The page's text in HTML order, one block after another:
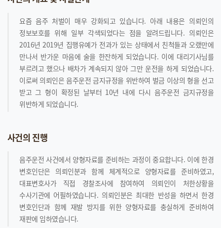
요즘 음주 처벌이 매우 강화되고 있습니다. 아래 내용은 의뢰인의
정보보호를 위해 일부 각색되었다는 점을 알려드립니다. 의뢰인은
2016년 2019년 집행유예가 전과가 있는 상태에서 친척들과 오랬만에
만나서 반가운 마음에 술을 한잔하게 되었습니다. 이에 대리기사님를
부르려고 했으나 배차가 계속되지 않아 그만 운전을 하게 되었습니다.
이로써 의뢰인은 음주운전 금지규정을 위반하여 벌금 이상의 형을 선고
받고 그 형이 확정된 날부터 10년 내에 다시 음주운전 금지규정을
위반하게 되었습니다.
사건의 진행
음주운전 사건에서 양형자료를 준비하는 과정이 중요합니다. 이에 한경
변호인단은 의뢰인분과 함께 체계적으로 양형자료를 준비하였고,
대표변호사가 직접 경찰조사에 참여하여 의뢰인이 처한상황을
수사기관에 어필하였습니다. 의뢰인분은 최대한 반성을 하면서 한경
변호인단과 함께 재발 방지를 위한 양형자료를 충실하게 준비하여
재판에 임하였습니다.